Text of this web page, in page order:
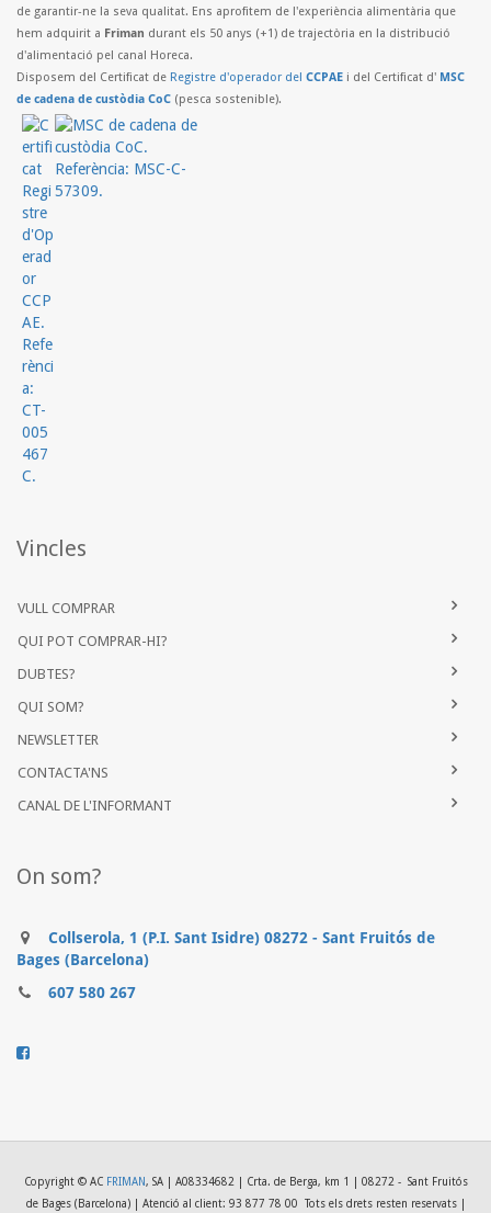
de garantir-ne la seva qualitat. Ens aprofitem de l'experiència alimentària que
hem adquirit a Friman durant els 50 anys (+1) de trajectòria en la distribució
d'alimentació pel canal Horeca.
Disposem del Certificat de Registre d'operador del CCPAE i del Certificat d' MSC
de cadena de custòdia CoC (pesca sostenible).
Vincles
VULL COMPRAR
QUI POT COMPRAR-HI?
DUBTES?
QUI SOM?
NEWSLETTER
CONTACTA'NS
CANAL DE L'INFORMANT
On som?
Collserola, 1 (P.I. Sant Isidre) 08272 - Sant Fruitós de
Bages (Barcelona)
607 580 267
Copyright © AC FRIMAN, SA | A08334682 | Crta. de Berga, km 1 | 08272 - Sant Fruitós
de Bages (Barcelona) | Atenció al client: 93 877 78 00
Tots els drets resten reservats |